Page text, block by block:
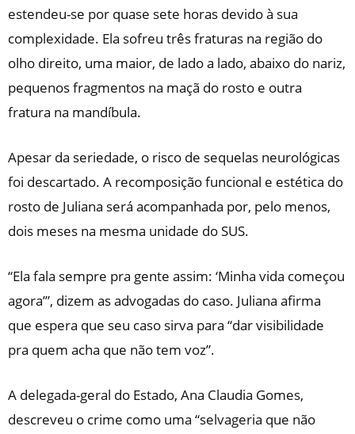
estendeu-se por quase sete horas devido à sua
complexidade. Ela sofreu três fraturas na região do
olho direito, uma maior, de lado a lado, abaixo do nariz,
pequenos fragmentos na maçã do rosto e outra
fratura na mandíbula.
Apesar da seriedade, o risco de sequelas neurológicas
foi descartado. A recomposição funcional e estética do
rosto de Juliana será acompanhada por, pelo menos,
dois meses na mesma unidade do SUS.
“Ela fala sempre pra gente assim: ‘Minha vida começou
agora’”, dizem as advogadas do caso. Juliana afirma
que espera que seu caso sirva para “dar visibilidade
pra quem acha que não tem voz”.
A delegada-geral do Estado, Ana Claudia Gomes,
descreveu o crime como uma “selvageria que não